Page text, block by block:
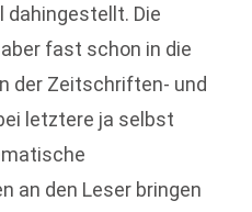
dahingestellt. Die
fast schon in die
der Zeitschriften- und
letztere ja selbst
an den Leser bringen